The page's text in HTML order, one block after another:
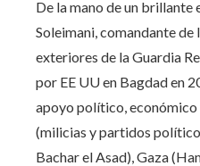
De la mano de un brillante
Soleimani, comandante
exteriores de la Guardia
por EE UU en Bagdad en
apoyo político,
(milicias y partidos
Bachar el Asad), Gaza